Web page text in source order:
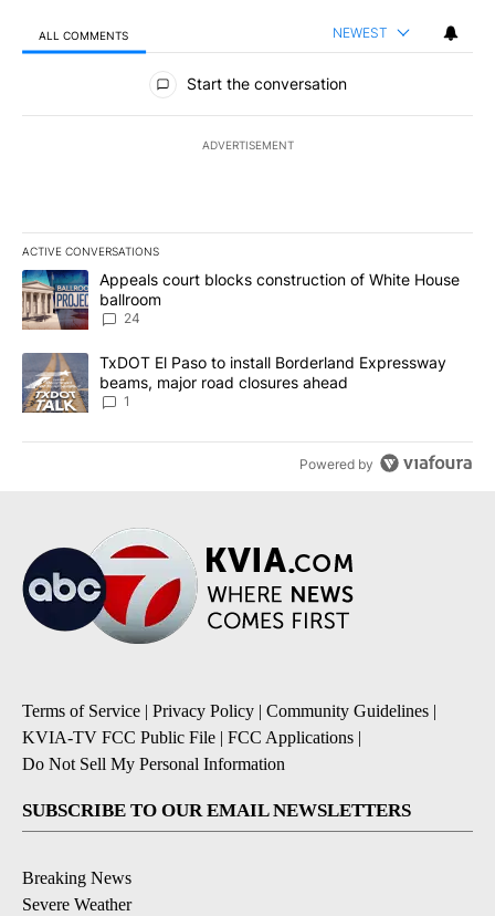
ALL COMMENTS NEWEST
All Comments
Start the conversation
ADVERTISEMENT
ACTIVE CONVERSATIONS
The following is a list of the most commented articles in the last
A trending article titled "Appeals court blocks construction of
Appeals court blocks construction of White House
ballroom
24
A trending article titled "TxDOT El Paso to install Borderland
TxDOT El Paso to install Borderland Expressway
beams, major road closures ahead
1
Powered by
Terms of Service | Privacy Policy | Community Guidelines |
KVIA-TV FCC Public File | FCC Applications |
Do Not Sell My Personal Information
SUBSCRIBE TO OUR EMAIL NEWSLETTERS
Breaking News
Severe Weather